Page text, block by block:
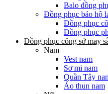
Balo đồng
Đồng phục bảo hộ
Đồng phục
Đồng phục
Đồng phục công sở may
Nam
Vest nam
Sơ mi nam
Quần Tây
Áo thun nam